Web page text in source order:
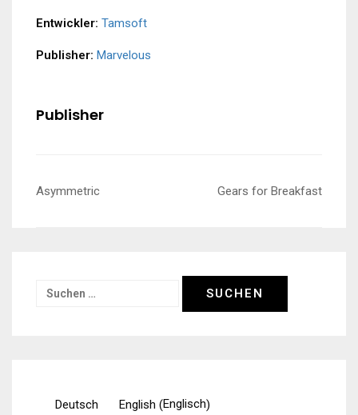
Entwickler: Tamsoft
Publisher: Marvelous
Publisher
Beitragsnavigation
Asymmetric Gears for Breakfast
Suchen
Deutsch English (Englisch)